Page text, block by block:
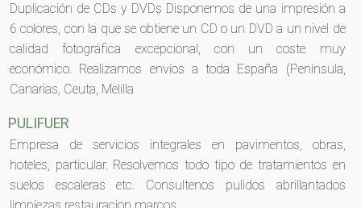
Duplicación de CDs y DVDs Disponemos de una impresión a
6 colores, con la que se obtiene un CD o un DVD a un nivel de
calidad fotográfica excepcional, con un coste muy
económico. Realizamos envíos a toda España (Península,
Canarias, Ceuta, Melilla
PULIFUER
Empresa de servicios integrales en pavimentos, obras,
hoteles, particular. Resolvemos todo tipo de tratamientos en
suelos escaleras etc. Consultenos pulidos abrillantados